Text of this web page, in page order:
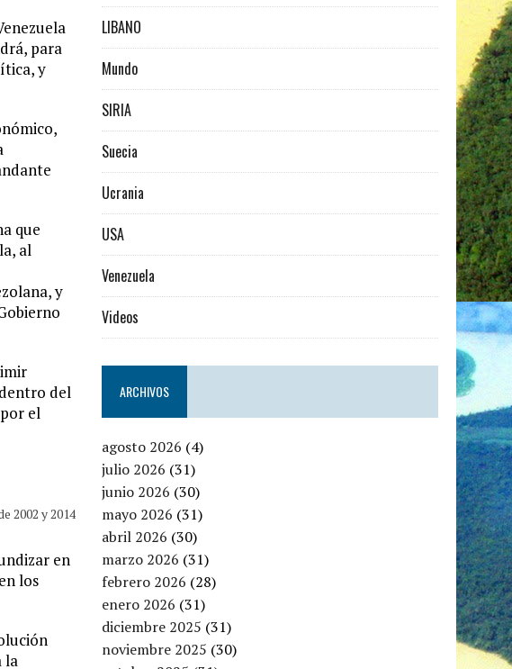
para
y
que
al
y
del
el
2002 y 2014
en
los
la
LIBANO
Mundo
SIRIA
Suecia
Ucrania
USA
Venezuela
Videos
ARCHIVOS
agosto 2026 (4)
julio 2026 (31)
junio 2026 (30)
mayo 2026 (31)
abril 2026 (30)
marzo 2026 (31)
febrero 2026 (28)
enero 2026 (31)
diciembre 2025 (31)
noviembre 2025 (30)